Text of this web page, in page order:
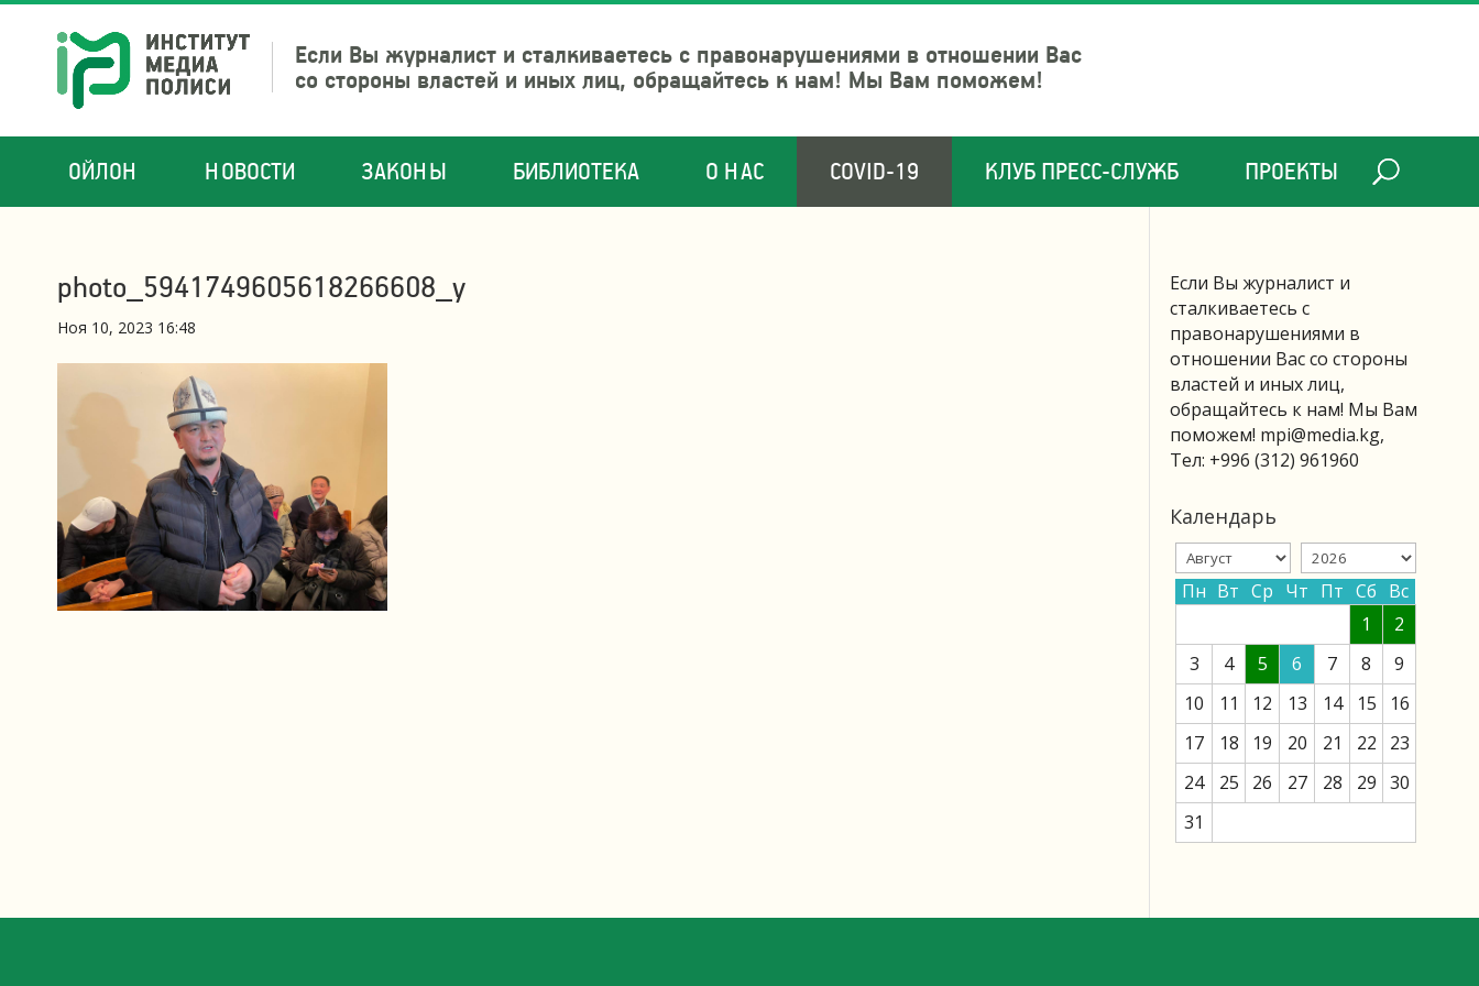
Если Вы журналист и сталкиваетесь с правонарушениями в отношении Вас
со стороны властей и иных лиц, обращайтесь к нам! Мы Вам поможем!
ОЙЛОН НОВОСТИ ЗАКОНЫ БИБЛИОТЕКА О НАС COVID-19 КЛУБ ПРЕСС-СЛУЖБ ПРОЕКТЫ
photo_5941749605618266608_y
Ноя 10, 2023 16:48
Если Вы журналист и
сталкиваетесь с
правонарушениями в
отношении Вас со стороны
властей и иных лиц,
обращайтесь к нам! Мы Вам
поможем! mpi@media.kg,
Тел: +996 (312) 961960
Календарь
Пн Вт Ср Чт Пт Сб Вс
1
2
3
4 5 6 7 8
9
10
11 12 13 14 15
16
17
18 19 20 21 22
23
24
25 26 27 28 29 30
31